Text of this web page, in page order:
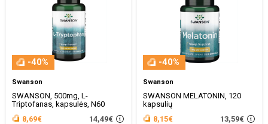
-40%
Swanson
SWANSON, 500mg, L-
Triptofanas, kapsulės, N60
8,69€
14,49€
-40%
Swanson
SWANSON MELATONIN, 120
kapsulių
8,15€
13,59€